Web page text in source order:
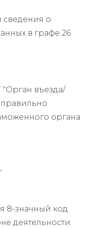
сведения о
в графе 26
въезда/
органа
8-значный код
деятельности